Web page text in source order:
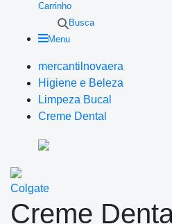
Carrinho
Busca
Menu
mercantilnovaera
Higiene e Beleza
Limpeza Bucal
Creme Dental
Colgate
Creme